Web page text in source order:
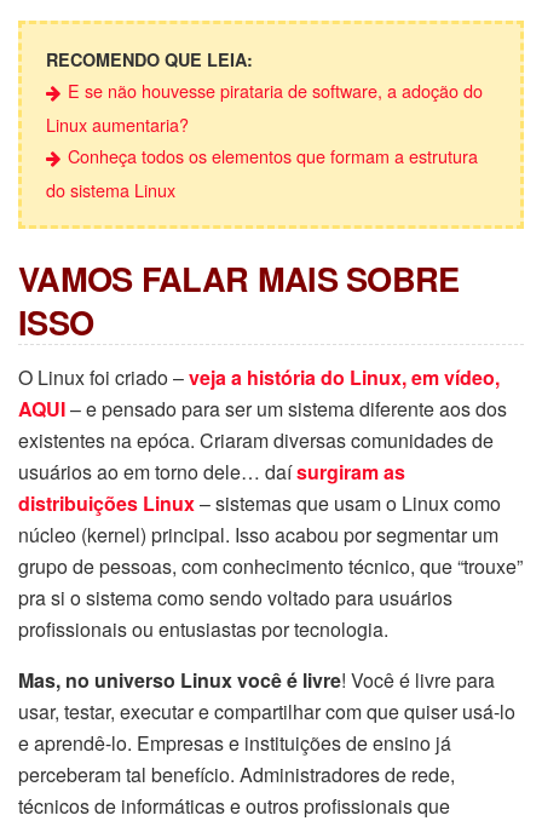
RECOMENDO QUE LEIA:
E se não houvesse pirataria de software, a adoção do
Linux aumentaria?
Conheça todos os elementos que formam a estrutura
do sistema Linux
VAMOS FALAR MAIS SOBRE
ISSO
O Linux foi criado –veja a história do Linux, em vídeo,
AQUI– e pensado para ser um sistema diferente aos dos
existentes na epóca. Criaram diversas comunidades de
usuários ao em torno dele… daísurgiram as
distribuições Linux– sistemas que usam o Linux como
núcleo (kernel) principal. Isso acabou por segmentar um
grupo de pessoas, com conhecimento técnico, que “trouxe”
pra si o sistema como sendo voltado para usuários
profissionais ou entusiastas por tecnologia.
Mas, no universo Linux você é livre! Você é livre para
usar, testar, executar e compartilhar com que quiser usá-lo
e aprendê-lo. Empresas e instituições de ensino já
perceberam tal benefício. Administradores de rede,
técnicos de informáticas e outros profissionais que